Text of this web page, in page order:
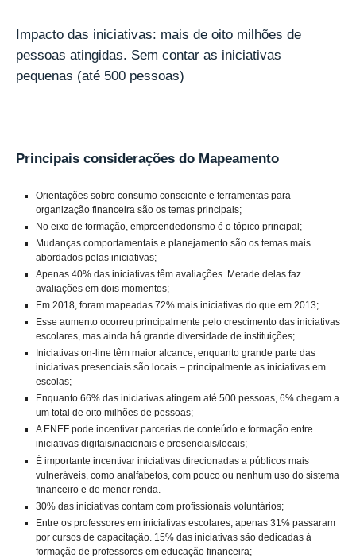
Impacto das iniciativas: mais de oito milhões de
pessoas atingidas. Sem contar as iniciativas
pequenas (até 500 pessoas)
Principais considerações do Mapeamento
Orientações sobre consumo consciente e ferramentas para
organização financeira são os temas principais;
No eixo de formação, empreendedorismo é o tópico principal;
Mudanças comportamentais e planejamento são os temas mais
abordados pelas iniciativas;
Apenas 40% das iniciativas têm avaliações. Metade delas faz
avaliações em dois momentos;
Em 2018, foram mapeadas 72% mais iniciativas do que em 2013;
Esse aumento ocorreu principalmente pelo crescimento das iniciativas
escolares, mas ainda há grande diversidade de instituições;
Iniciativas on-line têm maior alcance, enquanto grande parte das
iniciativas presenciais são locais – principalmente as iniciativas em
escolas;
Enquanto 66% das iniciativas atingem até 500 pessoas, 6% chegam a
um total de oito milhões de pessoas;
A ENEF pode incentivar parcerias de conteúdo e formação entre
iniciativas digitais/nacionais e presenciais/locais;
É importante incentivar iniciativas direcionadas a públicos mais
vulneráveis, como analfabetos, com pouco ou nenhum uso do sistema
financeiro e de menor renda.
30% das iniciativas contam com profissionais voluntários;
Entre os professores em iniciativas escolares, apenas 31% passaram
por cursos de capacitação. 15% das iniciativas são dedicadas à
formação de professores em educação financeira;